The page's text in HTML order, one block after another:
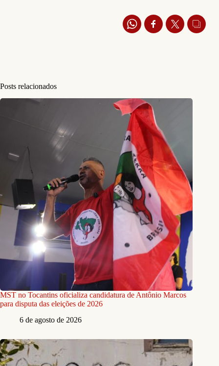
Posts relacionados
MST no Tocantins oficializa candidatura de Antônio Marcos
para disputa das eleições de 2026
6 de agosto de 2026